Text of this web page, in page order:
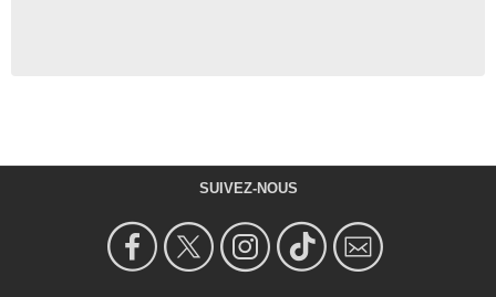
SUIVEZ-NOUS